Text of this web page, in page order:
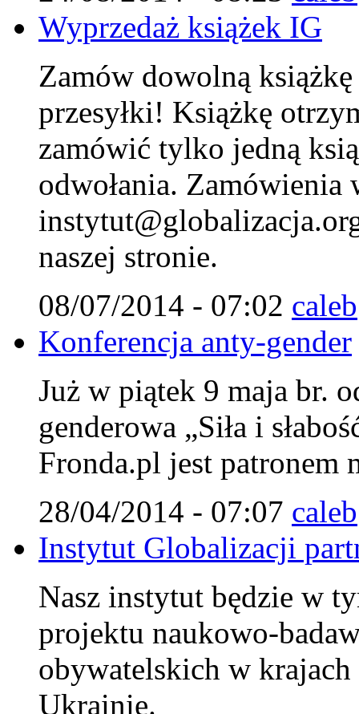
Wyprzedaż książek IG
Zamów dowolną
przesyłki! Książkę
zamówić tylko jedną
odwołania. Zamówienia
naszej stronie.
08/07/2014 - 07:02 caleb
Konferencja anty-gender
Już w piątek 9 maja br.
genderowa „Siła i
Fronda.pl jest patronem
28/04/2014 - 07:07 caleb
Instytut Globalizacji
Nasz instytut będzie w
projektu naukowo-
obywatelskich w
Ukrainie.